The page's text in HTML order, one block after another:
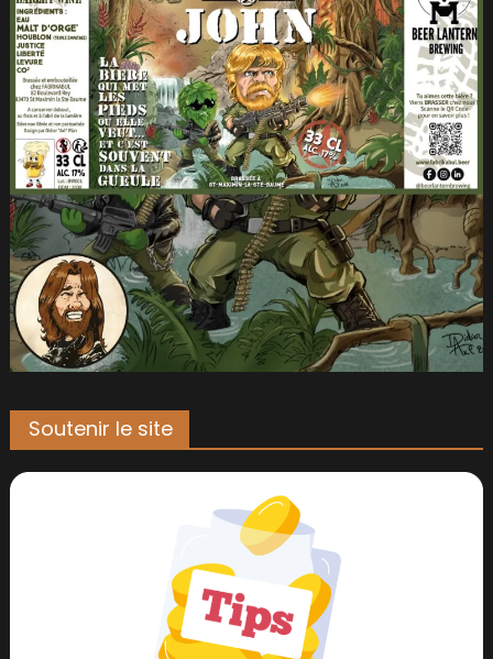
Soutenir le site